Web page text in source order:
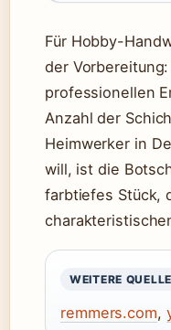
Für Hobby-
der
professionellen
Anzahl der
Heimwerker in
will, ist die
farbtiefes Stück,
WEITERE
remmers.com,